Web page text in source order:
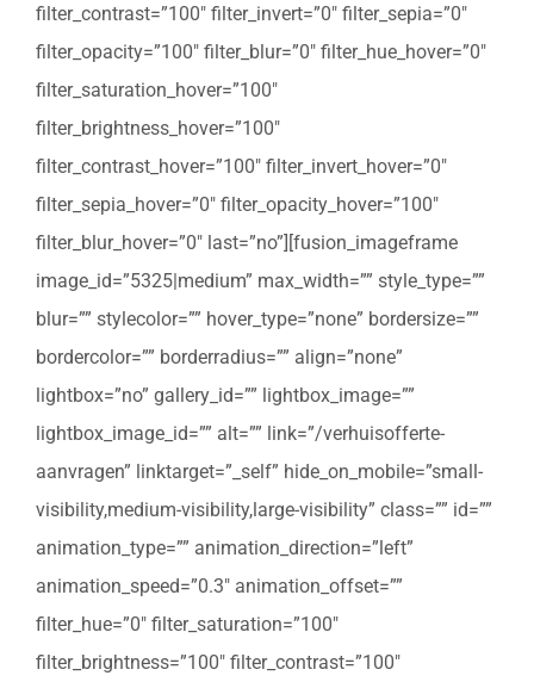
filter_contrast=”100″ filter_invert=”0″ filter_sepia=”0″
filter_opacity=”100″ filter_blur=”0″ filter_hue_hover=”0″
filter_saturation_hover=”100″
filter_brightness_hover=”100″
filter_contrast_hover=”100″ filter_invert_hover=”0″
filter_sepia_hover=”0″ filter_opacity_hover=”100″
filter_blur_hover=”0″ last=”no”][fusion_imageframe
image_id=”5325|medium” max_width=”” style_type=””
blur=”” stylecolor=”” hover_type=”none” bordersize=””
bordercolor=”” borderradius=”” align=”none”
lightbox=”no” gallery_id=”” lightbox_image=””
lightbox_image_id=”” alt=”” link=”/verhuisofferte-
aanvragen” linktarget=”_self” hide_on_mobile=”small-
visibility,medium-visibility,large-visibility” class=”” id=””
animation_type=”” animation_direction=”left”
animation_speed=”0.3″ animation_offset=””
filter_hue=”0″ filter_saturation=”100″
filter_brightness=”100″ filter_contrast=”100″